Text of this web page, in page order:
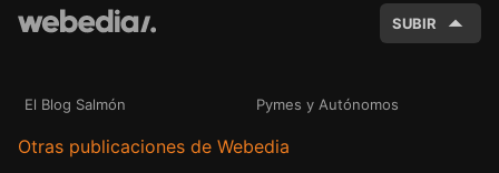
SUBIR
El Blog Salmón Pymes y Autónomos
Otras publicaciones de Webedia